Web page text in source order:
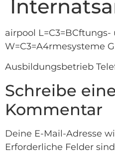
airpool L=C3=BCftungs-
W=C3=A4rmesysteme
Ausbildungsbetrieb
Schreibe
Kommentar
Deine E-Mail-Adresse
Erforderliche Felder